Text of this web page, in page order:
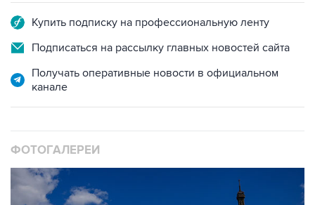
Подписаться на рассылку главных новостей сайта
Получать оперативные новости в официальном